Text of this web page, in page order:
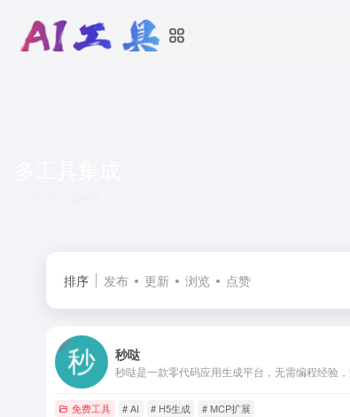
排序 发布 更新 浏览 点赞
秒哒
免费工具 # AI # H5生成 # MCP扩展